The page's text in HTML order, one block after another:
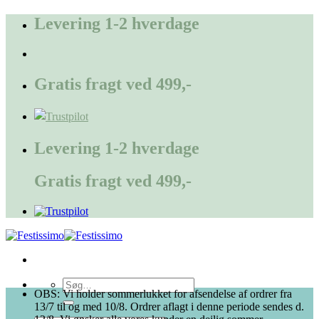
FortsætLevering 1-2 hverdage
Gratis fragt ved 499,-
Levering 1-2 hverdage
Gratis fragt ved 499,-
Søg
efter:
OBS: Vi holder sommerlukket for afsendelse af ordrer fra
13/7 til og med 10/8. Ordrer aflagt i denne periode sendes d.